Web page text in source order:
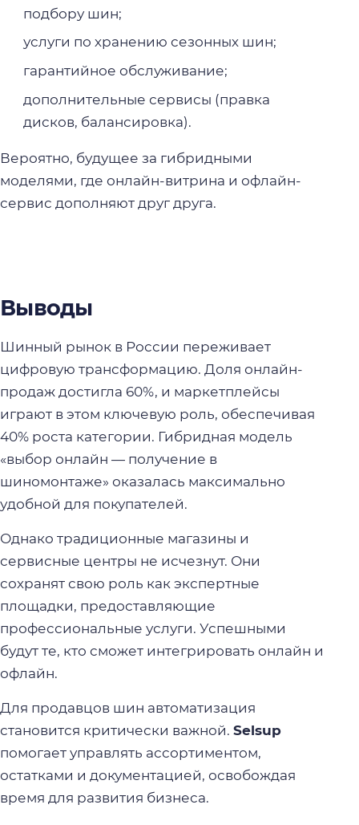
подбору шин;
услуги по хранению сезонных шин;
гарантийное обслуживание;
дополнительные сервисы (правка
дисков, балансировка).
Вероятно, будущее за гибридными
моделями, где онлайн-витрина и офлайн-
сервис дополняют друг друга.
Выводы
Шинный рынок в России переживает
цифровую трансформацию. Доля онлайн-
продаж достигла 60%, и маркетплейсы
играют в этом ключевую роль, обеспечивая
40% роста категории. Гибридная модель
«выбор онлайн — получение в
шиномонтаже» оказалась максимально
удобной для покупателей.
Однако традиционные магазины и
сервисные центры не исчезнут. Они
сохранят свою роль как экспертные
площадки, предоставляющие
профессиональные услуги. Успешными
будут те, кто сможет интегрировать онлайн и
офлайн.
Для продавцов шин автоматизация
становится критически важной. Selsup
помогает управлять ассортиментом,
остатками и документацией, освобождая
время для развития бизнеса.